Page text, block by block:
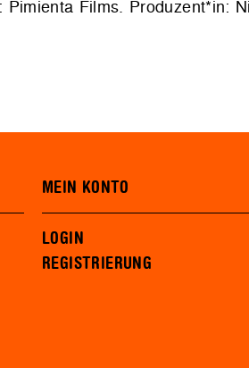
Films. Produzent*in:
MEIN KONTO
LOGIN
REGISTRIERUNG